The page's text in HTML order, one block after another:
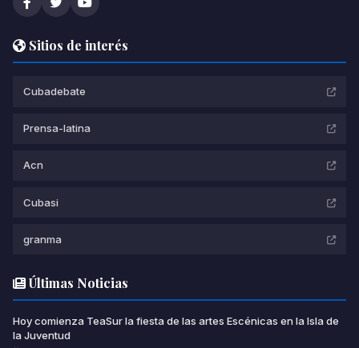
Sitios de interés
Cubadebate
Prensa-latina
Acn
Cubasi
granma
Últimas Noticias
Hoy comienza TeaSur la fiesta de las artes Escénicas en la Isla de
la Juventud